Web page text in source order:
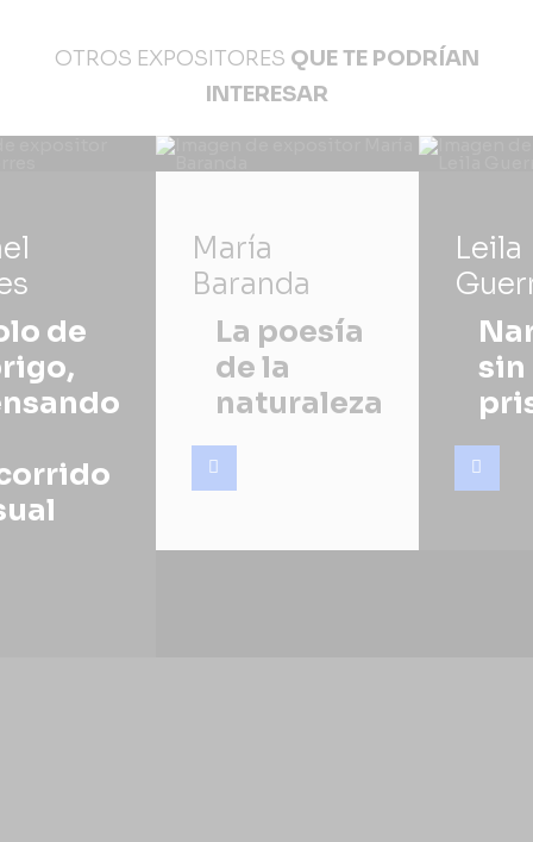
OTROS EXPOSITORES QUE TE PODRÍAN
INTERESAR
de
María
Baranda
La poesía
de la
naturaleza
Leila
sin